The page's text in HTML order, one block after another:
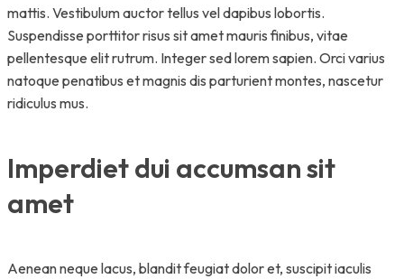
mattis. Vestibulum auctor tellus vel dapibus lobortis.
Suspendisse porttitor risus sit amet mauris finibus, vitae
pellentesque elit rutrum. Integer sed lorem sapien. Orci varius
natoque penatibus et magnis dis parturient montes, nascetur
ridiculus mus.
Imperdiet dui accumsan sit
amet
Aenean neque lacus, blandit feugiat dolor et, suscipit iaculis